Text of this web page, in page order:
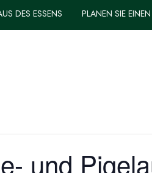
DES ESSENS PLANEN SIE
und